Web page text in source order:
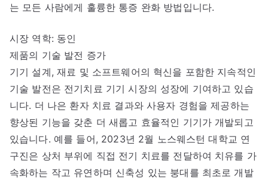
는 모든 사람에게 훌륭한 통증 완화 방법입니다.
시장 역학: 동인
제품의 기술 발전 증가
기기 설계, 재료 및 소프트웨어의 혁신을 포함한 지속적인
기술 발전은 전기치료 기기 시장의 성장에 기여하고 있습
니다. 더 나은 환자 치료 결과와 사용자 경험을 제공하는
향상된 기능을 갖춘 더 새롭고 효율적인 기기가 개발되고
있습니다. 예를 들어, 2023년 2월 노스웨스턴 대학교 연
구진은 상처 부위에 직접 전기 치료를 전달하여 치유를 가
속화하는 작고 유연하며 신축성 있는 붕대를 최초로 개발